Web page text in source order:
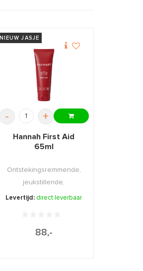
NIEUW JASJE
- +
Hannah First Aid
65ml
Ontstekingsremmende,
jeukstillende,
kalmerende EHBO
Levertijd: direct leverbaar
88,-